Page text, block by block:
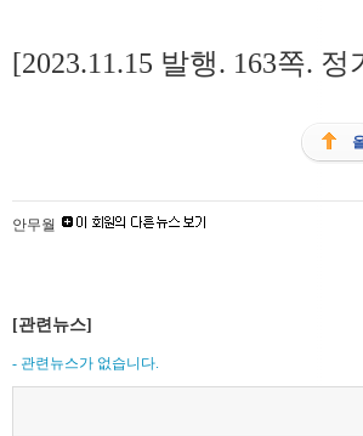
[2023.11.15 발행. 163쪽.
안무월
[관련뉴스]
- 관련뉴스가 없습니다.